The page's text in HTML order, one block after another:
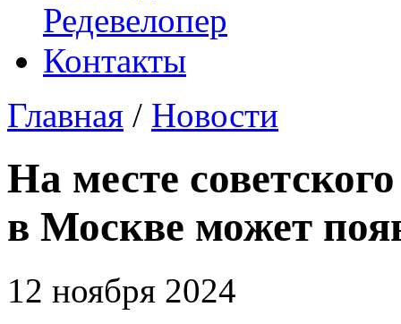
Редевелопер
Контакты
Главная / Новости
На месте
в Москве может
12 ноября 2024